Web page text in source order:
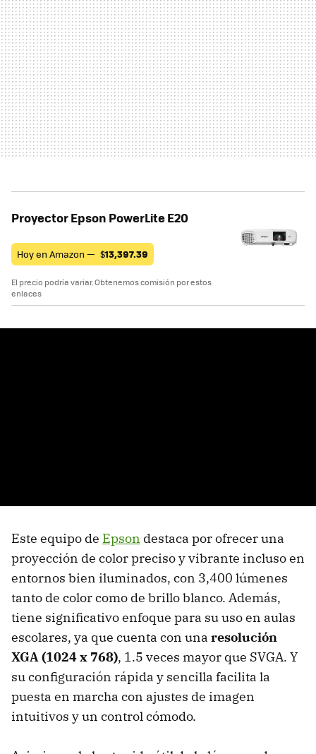
Proyector Epson PowerLite E20
Hoy en Amazon — $13,397.39
El precio podría variar. Obtenemos comisión por estos
enlaces
Este equipo de Epson destaca por ofrecer una
proyección de color preciso y vibrante incluso en
entornos bien iluminados, con 3,400 lúmenes
tanto de color como de brillo blanco. Además,
tiene significativo enfoque para su uso en aulas
escolares, ya que cuenta con una resolución
XGA (1024 x 768), 1.5 veces mayor que SVGA. Y
su configuración rápida y sencilla facilita la
puesta en marcha con ajustes de imagen
intuitivos y un control cómodo.